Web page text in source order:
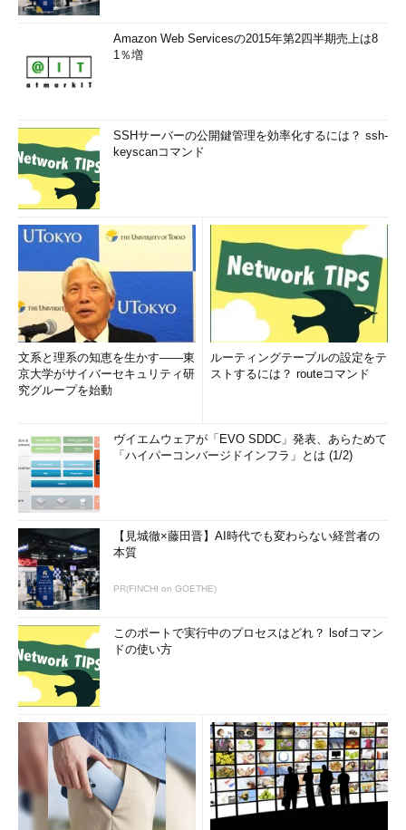
Amazon Web Servicesの2015年第2四半期売上は8
1％増
SSHサーバーの公開鍵管理を効率化するには？ ssh-
keyscanコマンド
文系と理系の知恵を生かす――東
京大学がサイバーセキュリティ研
究グループを始動
ルーティングテーブルの設定をテ
ストするには？ routeコマンド
ヴイエムウェアが「EVO SDDC」発表、あらためて
「ハイパーコンバージドインフラ」とは (1/2)
【見城徹×藤田晋】AI時代でも変わらない経営者の
本質
PR(FINCHI on GOETHE)
このポートで実行中のプロセスはどれ？ lsofコマン
ドの使い方